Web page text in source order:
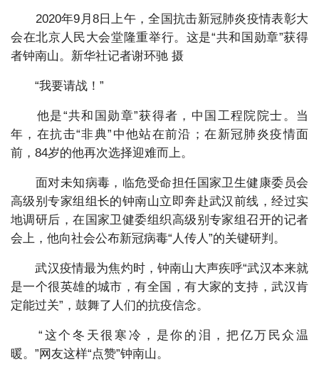
2020年9月8日上午，全国抗击新冠肺炎疫情表彰大
会在北京人民大会堂隆重举行。这是“共和国勋章”获得
者钟南山。新华社记者谢环驰 摄
“我要请战！”
他是“共和国勋章”获得者，中国工程院院士。当
年，在抗击“非典”中他站在前沿；在新冠肺炎疫情面
前，84岁的他再次选择迎难而上。
面对未知病毒，临危受命担任国家卫生健康委员会
高级别专家组组长的钟南山立即奔赴武汉前线，经过实
地调研后，在国家卫健委组织高级别专家组召开的记者
会上，他向社会公布新冠病毒“人传人”的关键研判。
武汉疫情最为焦灼时，钟南山大声疾呼“武汉本来就
是一个很英雄的城市，有全国，有大家的支持，武汉肯
定能过关”，鼓舞了人们的抗疫信念。
“这个冬天很寒冷，是你的泪，把亿万民众温
暖。”网友这样“点赞”钟南山。